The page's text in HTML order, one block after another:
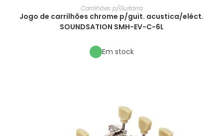
Carrilhões p/Guitarra
Jogo de carrilhões chrome p/guit. acustica/eléct.
SOUNDSATION SMH-EV-C-6L
Em stock